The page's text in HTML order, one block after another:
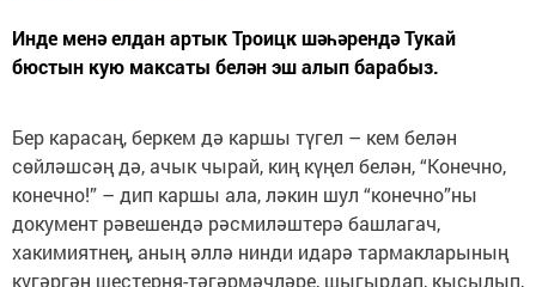
Инде менә елдан артык Троицк шәһәрендә Тукай
бюстын кую максаты белән эш алып барабыз.
Бер карасаң, беркем дә каршы түгел – кем белән
сөйләшсәң дә, ачык чырай, киң күңел белән, “Конечно,
конечно!” – дип каршы ала, ләкин шул “конечно”ны
документ рәвешендә рәсмиләштерә башлагач,
хакимиятнең, аның әллә нинди идарә тармакларының
күгәргән шестерня-тәгәрмәчләре, шыгырдап, кысылып,